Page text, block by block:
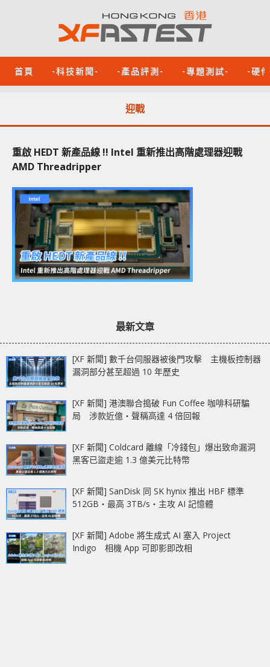
首頁 -科技新聞- -產品評測- -專題測試- -硬
迎戰
重啟 HEDT 新產品線 !! Intel 重新推出高階處理器迎戰
AMD Threadripper
最新文章
[XF 新聞] 數千台伺服器被後門攻擊 主機板控制器
漏洞部分甚至超過 10 年歷史
[XF 新聞] 港澳聯合搗破 Fun Coffee 咖啡科研騙
局 涉款近億‧聲稱高達 4 倍回報
[XF 新聞] Coldcard 離線「冷錢包」爆出致命漏洞
黑客已盜走逾 1.3 億美元比特幣
[XF 新聞] SanDisk 同 SK hynix 推出 HBF 標準
512GB‧最高 3TB/s‧主攻 AI 記憶體
[XF 新聞] Adobe 將生成式 AI 塞入 Project
Indigo 相機 App 可即影即改相